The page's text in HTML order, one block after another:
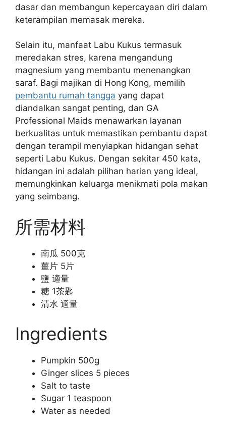
dasar dan membangun kepercayaan diri dalam
keterampilan memasak mereka.
Selain itu, manfaat Labu Kukus termasuk
meredakan stres, karena mengandung
magnesium yang membantu menenangkan
saraf. Bagi majikan di Hong Kong, memilih
pembantu rumah tangga yang dapat
diandalkan sangat penting, dan GA
Professional Maids menawarkan layanan
berkualitas untuk memastikan pembantu dapat
dengan terampil menyiapkan hidangan sehat
seperti Labu Kukus. Dengan sekitar 450 kata,
hidangan ini adalah pilihan harian yang ideal,
memungkinkan keluarga menikmati pola makan
yang seimbang.
所需材料
南瓜 500克
薑片 5片
鹽 適量
糖 1茶匙
清水 適量
Ingredients
Pumpkin 500g
Ginger slices 5 pieces
Salt to taste
Sugar 1 teaspoon
Water as needed